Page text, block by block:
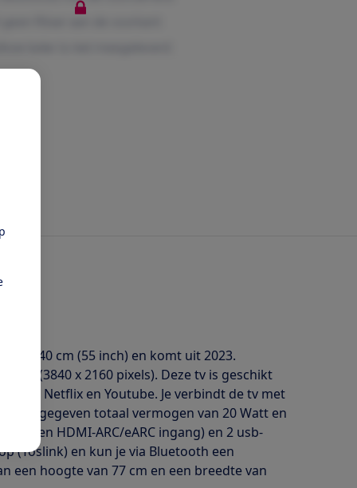
140 cm (55 inch) en komt uit 2023.
(3840 x 2160 pixels). Deze tv is geschikt
voor Netflix en Youtube. Je verbindt de tv met
opgegeven totaal vermogen van 20 Watt en
een HDMI-ARC/eARC ingang) en 2 usb-
(Toslink) en kun je via Bluetooth een
een hoogte van 77 cm en een breedte van